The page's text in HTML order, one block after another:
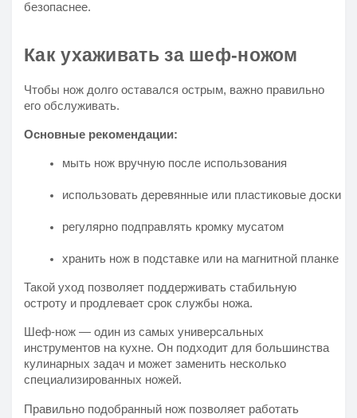
безопаснее.
Как ухаживать за шеф-ножом
Чтобы нож долго оставался острым, важно правильно
его обслуживать.
Основные рекомендации:
мыть нож вручную после использования
использовать деревянные или пластиковые доски
регулярно подправлять кромку мусатом
хранить нож в подставке или на магнитной планке
Такой уход позволяет поддерживать стабильную
остроту и продлевает срок службы ножа.
Шеф-нож — один из самых универсальных
инструментов на кухне. Он подходит для большинства
кулинарных задач и может заменить несколько
специализированных ножей.
Правильно подобранный нож позволяет работать